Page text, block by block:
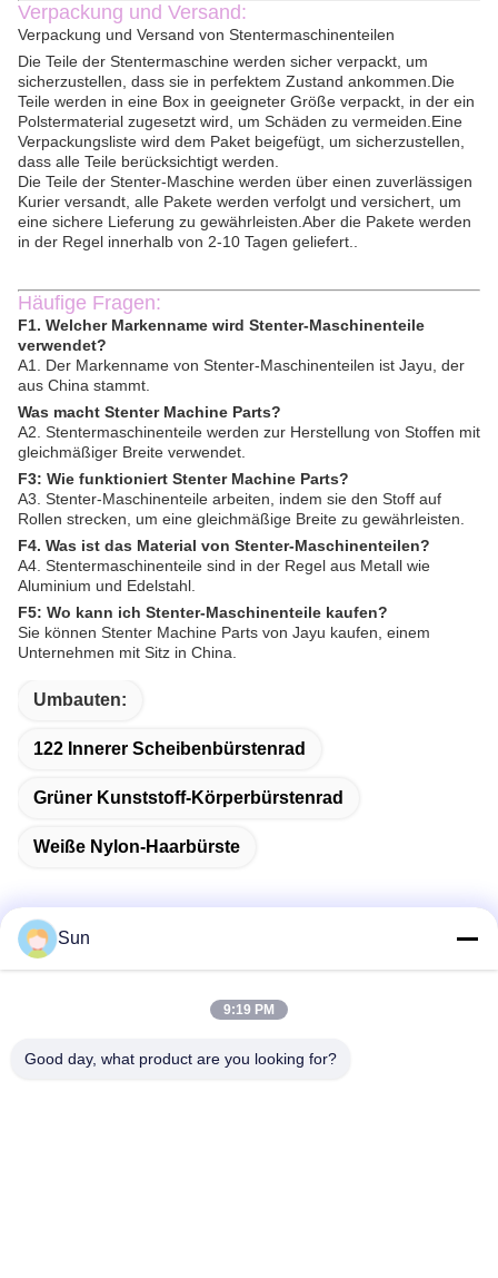
Verpackung und Versand:
Verpackung und Versand von Stentermaschinenteilen
Die Teile der Stentermaschine werden sicher verpackt, um
sicherzustellen, dass sie in perfektem Zustand ankommen.Die
Teile werden in eine Box in geeigneter Größe verpackt, in der ein
Polstermaterial zugesetzt wird, um Schäden zu vermeiden.Eine
Verpackungsliste wird dem Paket beigefügt, um sicherzustellen,
dass alle Teile berücksichtigt werden.
Die Teile der Stenter-Maschine werden über einen zuverlässigen
Kurier versandt, alle Pakete werden verfolgt und versichert, um
eine sichere Lieferung zu gewährleisten.Aber die Pakete werden
in der Regel innerhalb von 2-10 Tagen geliefert..
Häufige Fragen:
F1. Welcher Markenname wird Stenter-Maschinenteile
verwendet?
A1. Der Markenname von Stenter-Maschinenteilen ist Jayu, der
aus China stammt.
Was macht Stenter Machine Parts?
A2. Stentermaschinenteile werden zur Herstellung von Stoffen mit
gleichmäßiger Breite verwendet.
F3: Wie funktioniert Stenter Machine Parts?
A3. Stenter-Maschinenteile arbeiten, indem sie den Stoff auf
Rollen strecken, um eine gleichmäßige Breite zu gewährleisten.
F4. Was ist das Material von Stenter-Maschinenteilen?
A4. Stentermaschinenteile sind in der Regel aus Metall wie
Aluminium und Edelstahl.
F5: Wo kann ich Stenter-Maschinenteile kaufen?
Sie können Stenter Machine Parts von Jayu kaufen, einem
Unternehmen mit Sitz in China.
Umbauten:
122 Innerer Scheibenbürstenrad
Grüner Kunststoff-Körperbürstenrad
Weiße Nylon-Haarbürste
NO.55 XINSHENG ROAD, WUJIN DISTRICT, CHANGZHOU
Sun
9:19 PM
Good day, what product are you looking for?